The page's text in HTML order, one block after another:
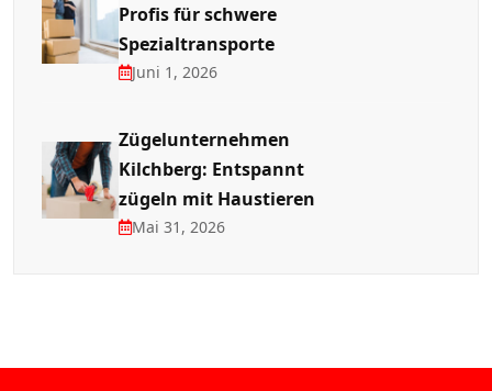
Profis für schwere
Spezialtransporte
Juni 1, 2026
Zügelunternehmen
Kilchberg: Entspannt
zügeln mit Haustieren
Mai 31, 2026